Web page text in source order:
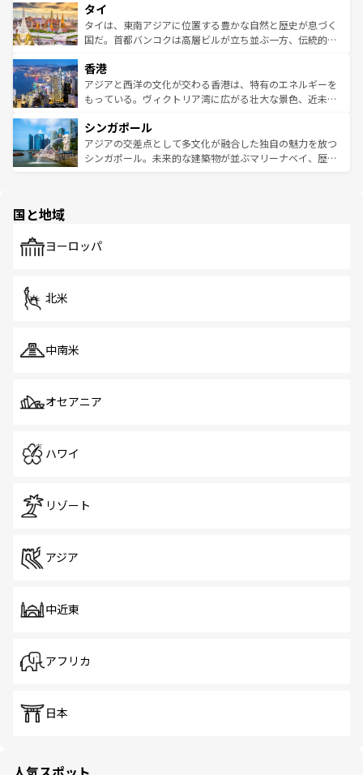
リティに包まれながら、韓国の多彩な魅力を心ゆくまで味
わってみてほしい。 なお、新着の韓国情報はコンテンツ一
覧を参照してほしい。
急速な発展と共に伝統が息づく。ハノイの古い町並みやホ
ーチミン市のフランス統治時代の建物も、独特の雰囲気を
醸し出している。また、バラエティの豊かさとおいしさで
とつ。フォーやバインミー、ベトナムコーヒーなどは、ぜ
ひ現地で味わいたい。どの地域を訪れてもあたたかい人々
が旅行者を迎えてくれるので、きっと忘れられない旅にな
参照してほしい。
タイ
タイは、東南アジアに位置する豊かな自然と歴史が息づく
国だ。首都バンコクは高層ビルが立ち並ぶ一方、伝統的な
の活気が交差している。北部ではチェンマイなどの山岳地
帯で自然と触れ合い、南部ではプーケットやクラビの美し
いビーチでリゾート気分を楽しむことができる。タイ料理
激する。気候は一年中温暖で、どの季節にも異なる楽しみ
が待っている。親しみやすいタイの人々、仏教を中心とし
た文化、そして多様な観光資源が、訪れる旅人を魅了し続
香港
アジアと西洋の文化が交わる香港は、特有のエネルギーを
もっている。ヴィクトリア湾に広がる壮大な景色、近未来
み、どこを訪れても感動するはず。観光スポットが密集し
ており、効率よく見どころを回れるのも魅力。息をのむよ
うな絶景から文化的な体験まで、香港を存分に楽しみ尽く
シンガポール
アジアの交差点として多文化が融合した独自の魅力を放つ
シンガポール。未来的な建築物が並ぶマリーナベイ、歴史
で、ホーカーズは地元の風情を楽しめる外せないスポット
国と地域
ヨーロッパ
北米
中南米
オセアニア
ハワイ
リゾート
アジア
中近東
アフリカ
日本